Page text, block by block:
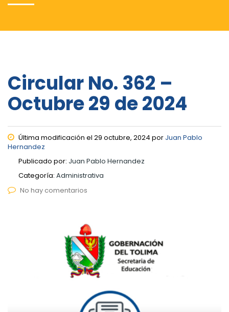
Circular No. 362 –
Octubre 29 de 2024
Última modificación el 29 octubre, 2024 por Juan Pablo
Hernandez
Publicado por: Juan Pablo Hernandez
Categoría: Administrativa
No hay comentarios